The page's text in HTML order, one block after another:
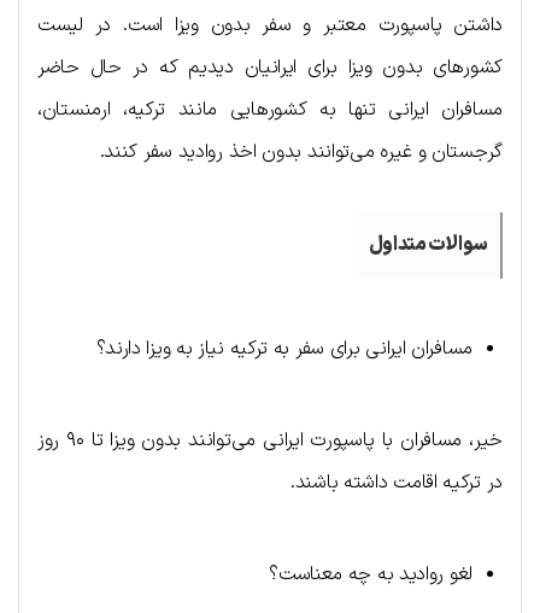
داشتن پاسپورت معتبر و سفر بدون ویزا است. در لیست
کشورهای بدون ویزا برای ایرانیان دیدیم که در حال حاضر
مسافران ایرانی تنها به کشورهایی مانند ترکیه، ارمنستان،
گرجستان و غیره می‌توانند بدون اخذ روادید سفر کنند.
سوالات متداول
مسافران ایرانی برای سفر به ترکیه نیاز به ویزا دارند؟
خیر، مسافران با پاسپورت ایرانی می‌توانند بدون ویزا تا ۹۰ روز
در ترکیه اقامت داشته باشند.
لغو روادید به چه معناست؟